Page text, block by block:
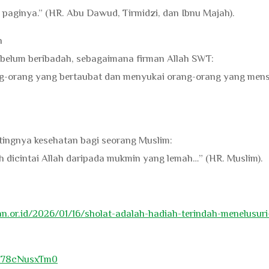
(HR. Abu Dawud, Tirmidzi, dan Ibnu Majah).
beribadah, sebagaimana firman Allah SWT:
orang yang bertaubat dan menyukai orang-orang yang
kesehatan bagi seorang Muslim:
dicintai Allah daripada mukmin yang lemah…” (HR. Muslim).
2026/01/16/sholat-adalah-hadiah-terindah-